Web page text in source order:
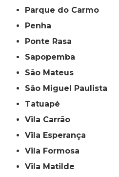
Parque do Carmo
Penha
Ponte Rasa
Sapopemba
São Mateus
São Miguel Paulista
Tatuapé
Vila Carrão
Vila Esperança
Vila Formosa
Vila Matilde